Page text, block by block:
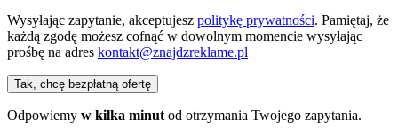
Wysyłając zapytanie, akceptujesz politykę prywatności. Pamiętaj, że
każdą zgodę możesz cofnąć w dowolnym momencie wysyłając
prośbę na adres kontakt@znajdzreklame.pl
Tak, chcę bezpłatną ofertę
Odpowiemy w kilka minut od otrzymania Twojego zapytania.